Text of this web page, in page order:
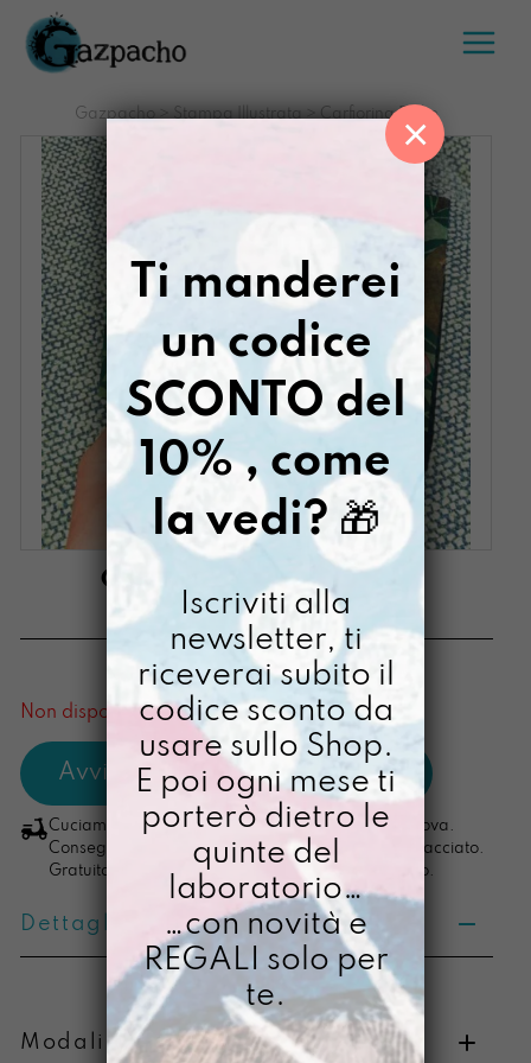
Salta
contenuto
Gazpacho > Stampa Illustrata > Carfiorina Failte
CARFIORINA FAILTE
€3,00
[ Stampa Illustrata ]
Non disponibile al momento
Cuciamo ogni ordine nel nostro laboratorio di Padova.
Consegna in 4/5 giorni lavorativi, pacco sempre tracciato.
Gratuita per ordini di importo superiore ai 100 euro.
Dettagli prodotto
Modalità di pagamento e resi
Ti manderei
un codice
SCONTO del
10% , come
la vedi? 🎁
Iscriviti alla
newsletter, ti
riceverai subito il
codice sconto da
usare sullo Shop.
E poi ogni mese ti
porterò dietro le
quinte del
laboratorio…
…con novità e
REGALI solo per
te.
×